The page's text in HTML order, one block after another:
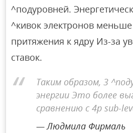
^подуровней.
^кивок электронов
притяжения к ядру Из-за
ставок.
Таким образом, 3
энергии Это более
сравнению с 4p sub-
Людмила Фирмаль